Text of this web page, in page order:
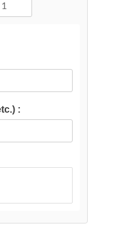
: